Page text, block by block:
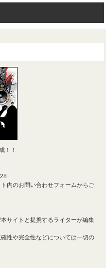
！！
内のお問い合わせフォームからご
サイトと提携するライターが編集
性や完全性などについては一切の